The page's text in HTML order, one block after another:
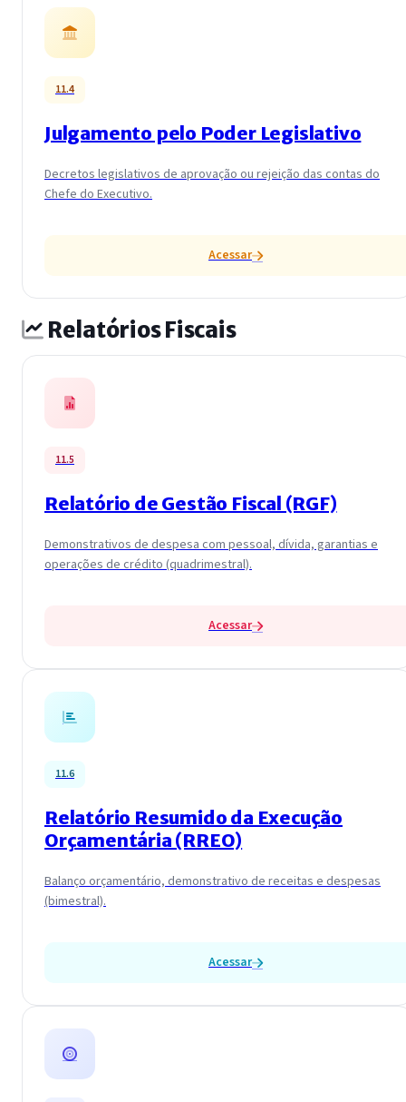
11.4
Julgamento pelo Poder Legislativo
Decretos legislativos de aprovação ou rejeição das contas do
Chefe do Executivo.
Acessar
Relatórios Fiscais
11.5
Relatório de Gestão Fiscal (RGF)
Demonstrativos de despesa com pessoal, dívida, garantias e
operações de crédito (quadrimestral).
Acessar
11.6
Relatório Resumido da Execução
Orçamentária (RREO)
Balanço orçamentário, demonstrativo de receitas e despesas
(bimestral).
Acessar